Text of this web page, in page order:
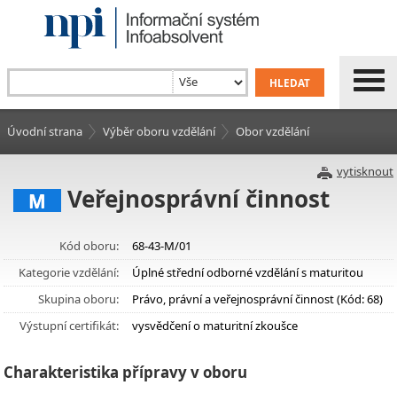
Úvodní strana Výběr oboru vzdělání Obor vzdělání
vytisknout
M Veřejnosprávní činnost
Kód oboru:
68-43-M/01
Kategorie vzdělání:
Úplné střední odborné vzdělání s maturitou
Skupina oboru:
Právo, právní a veřejnosprávní činnost (Kód: 68)
Výstupní certifikát:
vysvědčení o maturitní zkoušce
Charakteristika přípravy v oboru